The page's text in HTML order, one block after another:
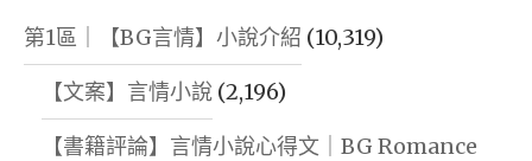
第1區｜【BG言情】小說介紹 (10,319)
【文案】言情小說 (2,196)
【書籍評論】言情小說心得文｜BG Romance